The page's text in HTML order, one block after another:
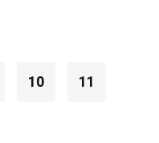
10 11